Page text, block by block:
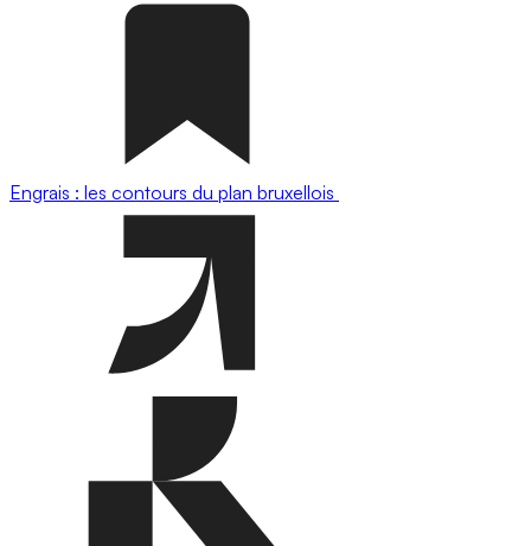
Engrais : les contours du plan bruxellois